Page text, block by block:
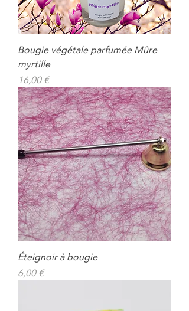
Bougie végétale parfumée Mûre
myrtille
Prix
16,00 €
Éteignoir à bougie
Prix
6,00 €